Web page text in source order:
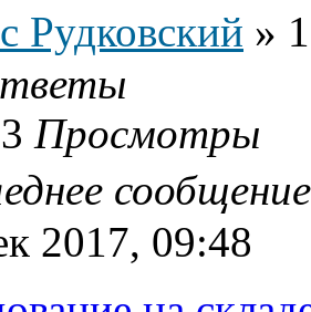
Рудковский »
Просмотры
2017, 09:48